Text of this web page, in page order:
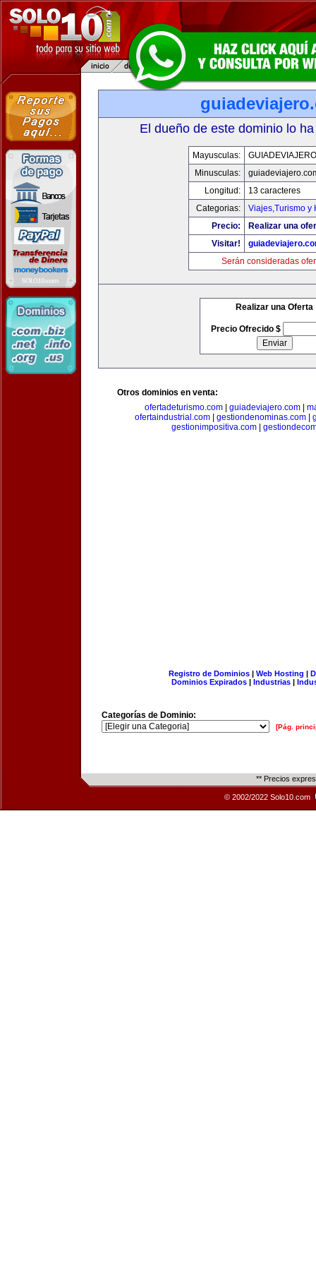
El dueño de este dominio lo
Mayusculas:
Minusculas:
Longitud:
13 caracteres
Categorias:
Viajes,Turismo y
Precio:
Realizar una
Visitar!
Serán consideradas
Realizar una Oferta
Precio Ofrecido $
Otros dominios en venta:
ofertadeturismo.com| guiadeviajero.com|
ofertaindustrial.com| gestiondenominas.com|
gestionimpositiva.com
Registro de Dominios| Web Hosting |
Dominios Expirados | Industrias |
Categorías de Dominio:
[Pág.
** Precios
© 2002/2022 Solo10.com